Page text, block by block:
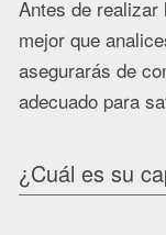
Antes de realizar
mejor que
asegurarás de
adecuado para
¿Cuál es su